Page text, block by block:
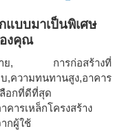
แบบมาเป็นพิเศษ
งคุณ
ช้จ่าย, การก่อสร้างที่
ความทนทานสูง,อาคาร
ลือกที่ดีที่สุด
ารเหล็กโครงสร้าง
กผู้ใช้